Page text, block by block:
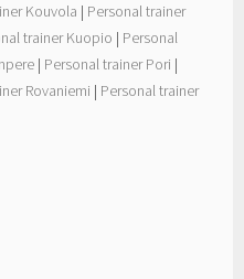
Kouvola | Personal trainer
trainer Kuopio | Personal
| Personal trainer Pori |
Rovaniemi | Personal trainer